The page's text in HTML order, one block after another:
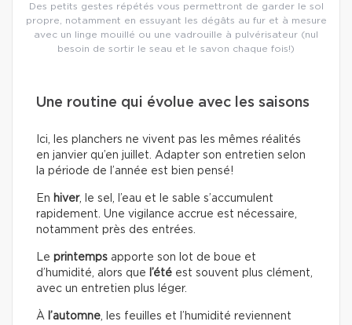
Des petits gestes répétés vous permettront de garder le sol
propre, notamment en essuyant les dégâts au fur et à mesure
avec un linge mouillé ou une vadrouille à pulvérisateur (nul
besoin de sortir le seau et le savon chaque fois!)
Une routine qui évolue avec les saisons
Ici, les planchers ne vivent pas les mêmes réalités
en janvier qu’en juillet. Adapter son entretien selon
la période de l’année est bien pensé!
En hiver, le sel, l’eau et le sable s’accumulent
rapidement. Une vigilance accrue est nécessaire,
notamment près des entrées.
Le printemps apporte son lot de boue et
d’humidité, alors que l’été est souvent plus clément,
avec un entretien plus léger.
À l’automne , les feuilles et l’humidité reviennent